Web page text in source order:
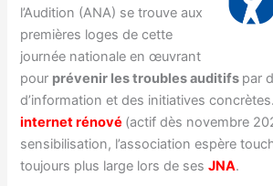
l’Audition (ANA) se trouve aux
premières loges de cette
journée nationale en œuvrant
pour prévenir les troubles auditifs par
d’information et des initiatives
internet rénové (actif dès novembre
sensibilisation, l’association espère
toujours plus large lors de sesJNA.